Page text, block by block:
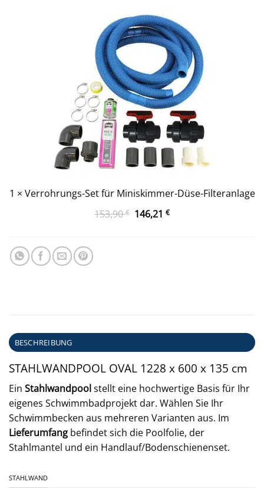
für
Miniskimmer-
Düse-
Filteranlage
1 × Verrohrungs-Set für Miniskimmer-Düse-Filteranlage
153,90€ Ursprünglicher
146,21€Aktueller
BESCHREIBUNG
STAHL­WAND­POOL OVAL 1228 x 600 x 135 cm
Ein Stahlwandpoolstellt eine hochwertige Basis für Ihr
eigenes Schwimmbadprojekt dar. Wählen Sie Ihr
Schwimmbecken aus mehreren Varianten aus. Im
Lieferumfang befindet sich die Poolfolie, der
Stahlmantel und ein Handlauf/Bodenschienenset.
STAHLWAND